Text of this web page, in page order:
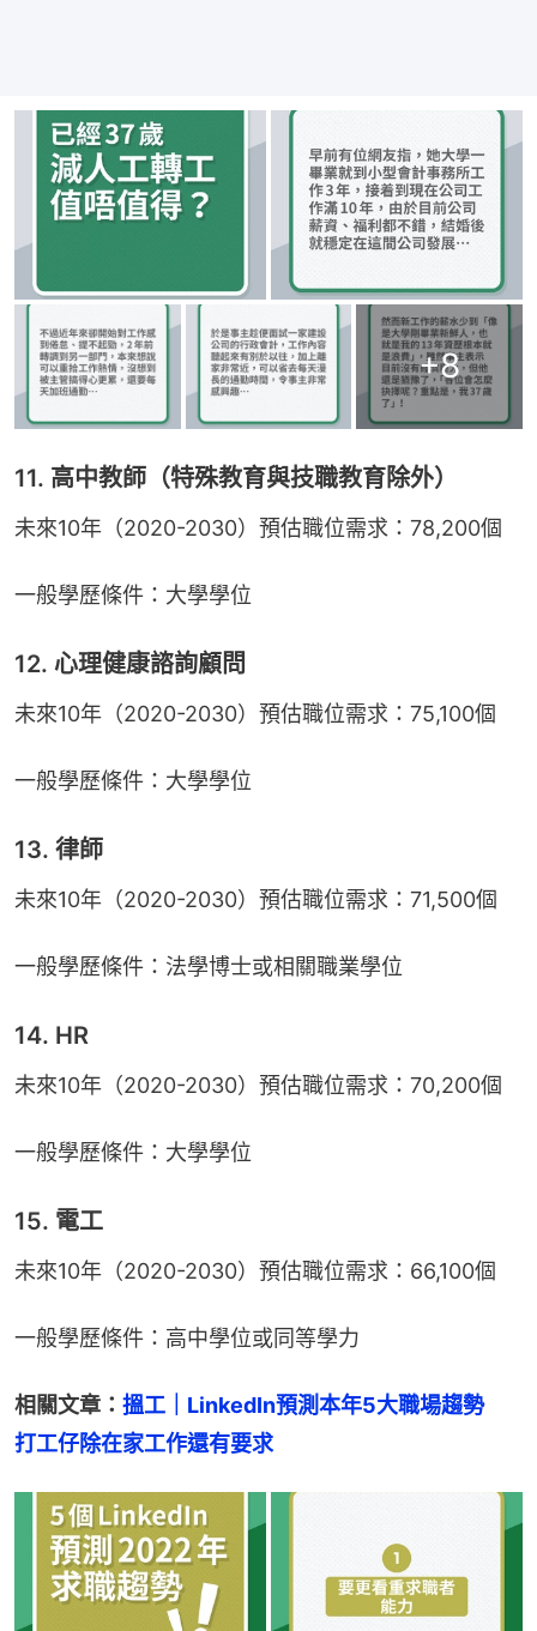
+8
11. 高中教師（特殊教育與技職教育除外）
未來10年（2020-2030）預估職位需求：78,200個
一般學歷條件：大學學位
12. 心理健康諮詢顧問
未來10年（2020-2030）預估職位需求：75,100個
一般學歷條件：大學學位
13. 律師
未來10年（2020-2030）預估職位需求：71,500個
一般學歷條件：法學博士或相關職業學位
14. HR
未來10年（2020-2030）預估職位需求：70,200個
一般學歷條件：大學學位
15. 電工
未來10年（2020-2030）預估職位需求：66,100個
一般學歷條件：高中學位或同等學力
相關文章： 搵工｜LinkedIn預測本年5大職場趨勢
打工仔除在家工作還有要求